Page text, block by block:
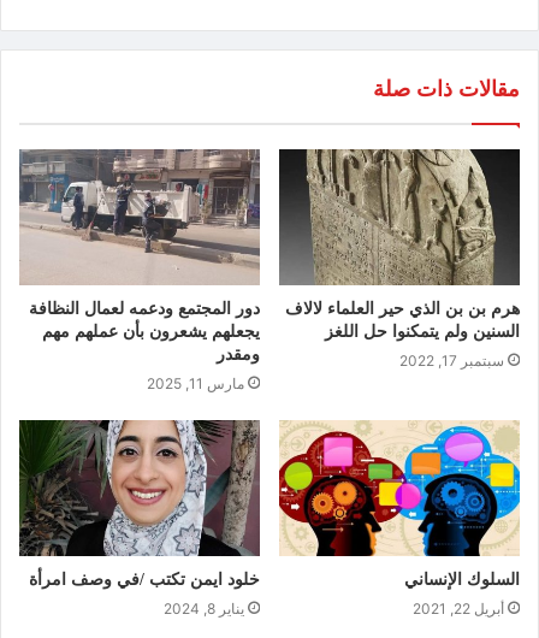
مقالات ذات صلة
هرم بن بن الذي حير العلماء لالاف
السنين ولم يتمكنوا حل اللغز
سبتمبر 17, 2022
دور المجتمع ودعمه لعمال النظافة
يجعلهم يشعرون بأن عملهم مهم
ومقدر
مارس 11, 2025
السلوك الإنساني
أبريل 22, 2021
خلود ايمن تكتب /في وصف امرأة
يناير 8, 2024